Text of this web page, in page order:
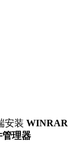
安装 WINRAR
管理器